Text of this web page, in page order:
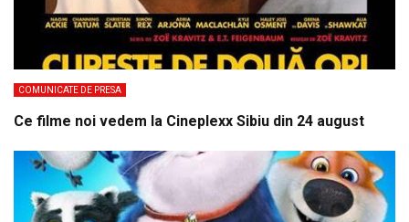
COMUNICATE DE PRESA
Ce filme noi vedem la Cineplexx Sibiu din 24 august